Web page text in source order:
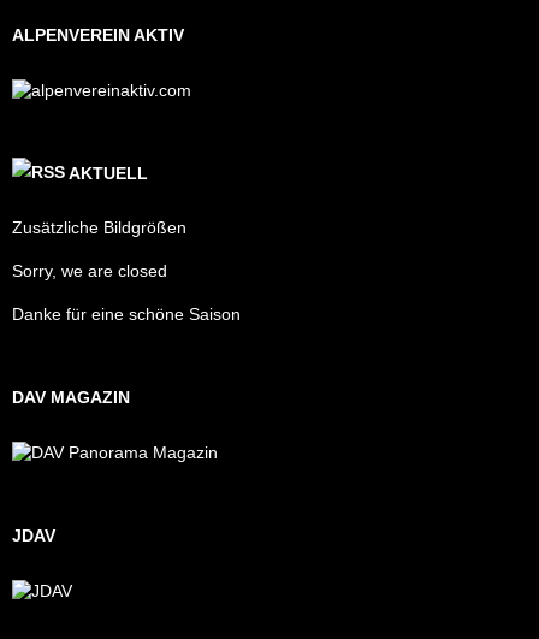
ALPENVEREIN AKTIV
AKTUELL
Zusätzliche Bildgrößen
Sorry, we are closed
Danke für eine schöne Saison
DAV MAGAZIN
JDAV